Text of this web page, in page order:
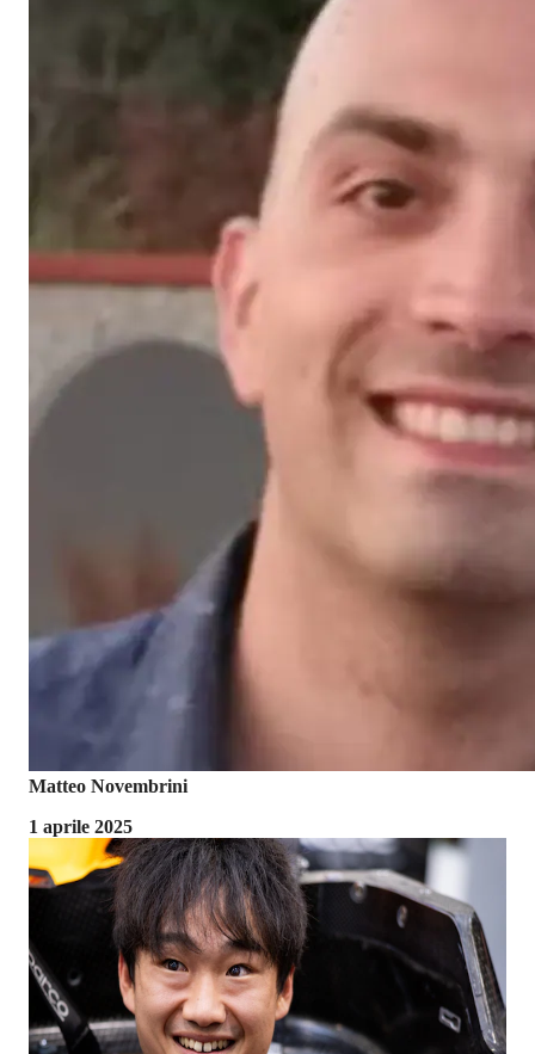
Matteo Novembrini
1 aprile 2025